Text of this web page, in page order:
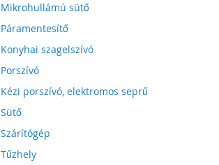
Mikrohullámú sütő
Páramentesítő
Konyhai szagelszívó
Porszívó
Kézi porszívó, elektromos seprű
Sütő
Szárítógép
Tűzhely